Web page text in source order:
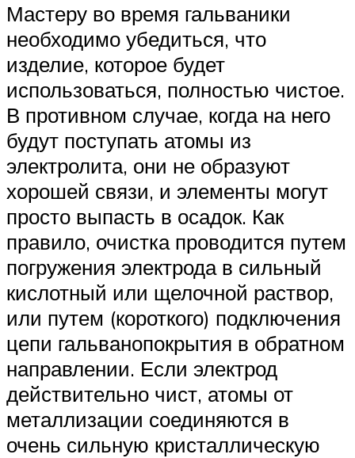
Мастеру во время гальваники
необходимо убедиться, что
изделие, которое будет
использоваться, полностью чистое.
В противном случае, когда на него
будут поступать атомы из
электролита, они не образуют
хорошей связи, и элементы могут
просто выпасть в осадок. Как
правило, очистка проводится путем
погружения электрода в сильный
кислотный или щелочной раствор,
или путем (короткого) подключения
цепи гальванопокрытия в обратном
направлении. Если электрод
действительно чист, атомы от
металлизации соединяются в
очень сильную кристаллическую